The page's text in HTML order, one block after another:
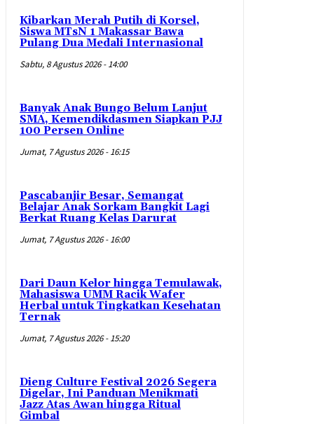
Kibarkan Merah Putih di Korsel,
Siswa MTsN 1 Makassar Bawa
Pulang Dua Medali Internasional
Sabtu, 8 Agustus 2026 - 14:00
Banyak Anak Bungo Belum Lanjut
SMA, Kemendikdasmen Siapkan PJJ
100 Persen Online
Jumat, 7 Agustus 2026 - 16:15
Pascabanjir Besar, Semangat
Belajar Anak Sorkam Bangkit Lagi
Berkat Ruang Kelas Darurat
Jumat, 7 Agustus 2026 - 16:00
Dari Daun Kelor hingga Temulawak,
Mahasiswa UMM Racik Wafer
Herbal untuk Tingkatkan Kesehatan
Ternak
Jumat, 7 Agustus 2026 - 15:20
Dieng Culture Festival 2026 Segera
Digelar, Ini Panduan Menikmati
Jazz Atas Awan hingga Ritual
Gimbal